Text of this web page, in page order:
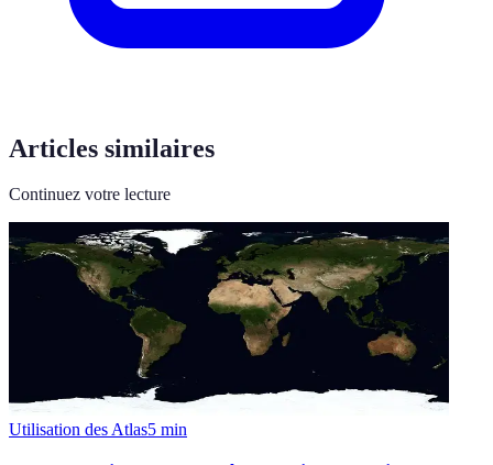
Articles similaires
Continuez votre lecture
Utilisation des Atlas5 min